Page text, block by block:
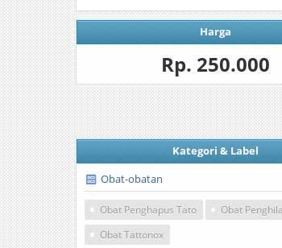
Harga
Rp. 250.000
Kategori & Label
Obat-obatan
Obat Penghapus Tato
Obat
Obat Tattonox